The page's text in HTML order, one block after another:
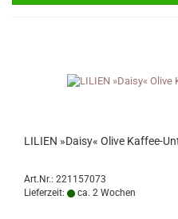
LILIEN »Daisy« Olive Kaffee-
Art.Nr.: 221157073
Lieferzeit:
ca. 2 Wochen